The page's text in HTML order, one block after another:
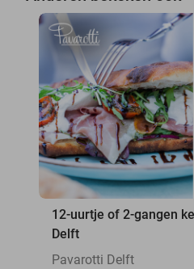
12-uurtje of 2-gangen
Delft
Pavarotti Delft